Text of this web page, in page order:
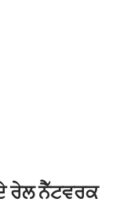
ਰੇਲ ਨੈੱਟਵਰਕ